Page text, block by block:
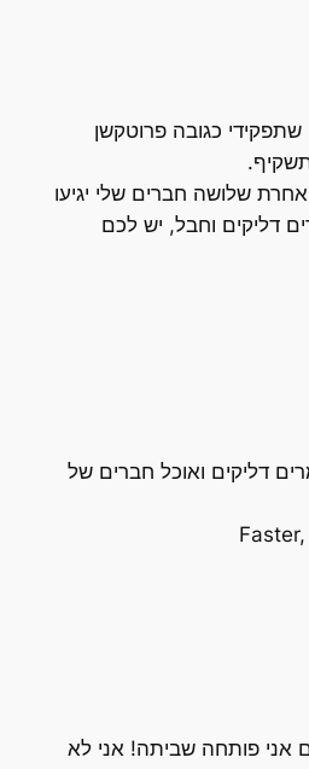
כגובה פרוטקשן
שלושה חברים שלי יגיעו
דליקים וחבל, יש לכם
דליקים ואוכל חברים של
אני פותחה שביתה! אני לא